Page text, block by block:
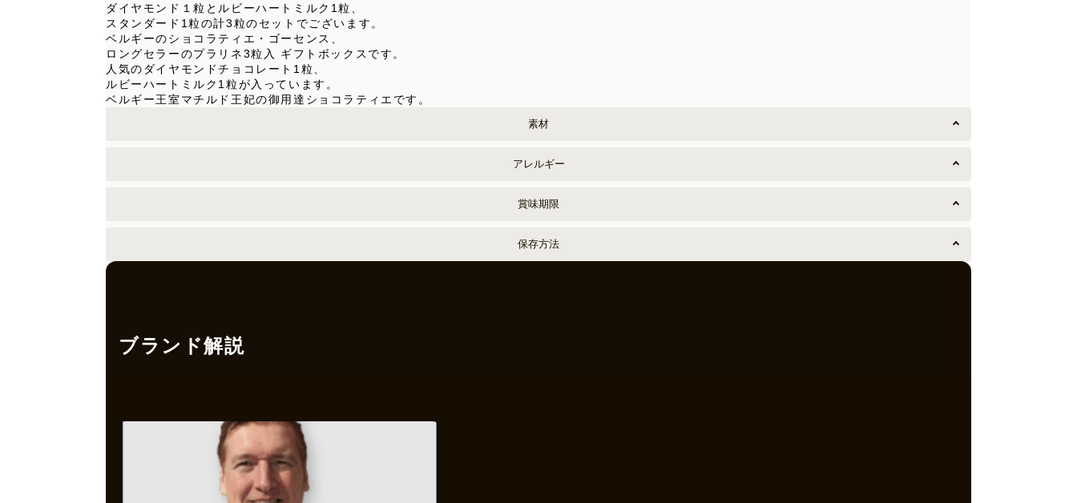
ダイヤモンド１粒とルビーハートミルク1粒、
スタンダード1粒の計3粒のセットでございます。
ベルギーのショコラティエ・ゴーセンス、
ロングセラーのプラリネ3粒入 ギフトボックスです。
人気のダイヤモンドチョコレート1粒、
ルビーハートミルク1粒が入っています。
ベルギー王室マチルド王妃の御用達ショコラティエです。
素材
アレルギー
賞味期限
保存方法
ブランド解説